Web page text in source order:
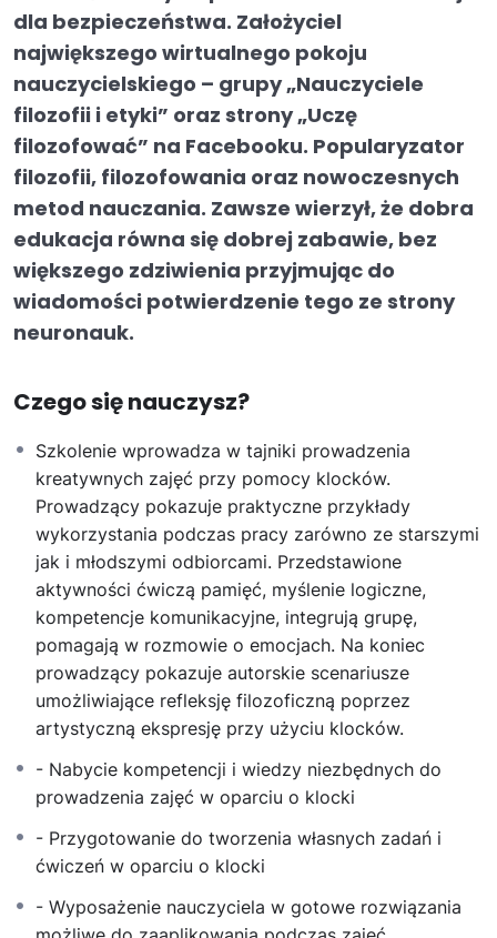
dla bezpieczeństwa. Założyciel
największego wirtualnego pokoju
nauczycielskiego – grupy „Nauczyciele
filozofii i etyki” oraz strony „Uczę
filozofować” na Facebooku. Popularyzator
filozofii, filozofowania oraz nowoczesnych
metod nauczania. Zawsze wierzył, że dobra
edukacja równa się dobrej zabawie, bez
większego zdziwienia przyjmując do
wiadomości potwierdzenie tego ze strony
neuronauk.
Czego się nauczysz?
Szkolenie wprowadza w tajniki prowadzenia
kreatywnych zajęć przy pomocy klocków.
Prowadzący pokazuje praktyczne przykłady
wykorzystania podczas pracy zarówno ze starszymi
jak i młodszymi odbiorcami. Przedstawione
aktywności ćwiczą pamięć, myślenie logiczne,
kompetencje komunikacyjne, integrują grupę,
pomagają w rozmowie o emocjach. Na koniec
prowadzący pokazuje autorskie scenariusze
umożliwiające refleksję filozoficzną poprzez
artystyczną ekspresję przy użyciu klocków.
- Nabycie kompetencji i wiedzy niezbędnych do
prowadzenia zajęć w oparciu o klocki
- Przygotowanie do tworzenia własnych zadań i
ćwiczeń w oparciu o klocki
- Wyposażenie nauczyciela w gotowe rozwiązania